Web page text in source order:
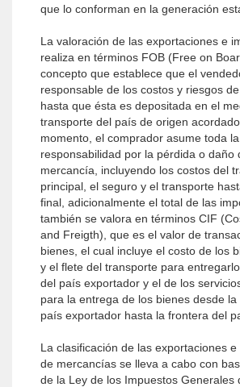
que lo conforman en la generación
La valoración de las exportaciones e
realiza en términos FOB (Free on
concepto que establece que el
responsable de los costos y riesgos
hasta que ésta es depositada en el
transporte del país de origen
momento, el comprador asume toda la
responsabilidad por la pérdida o daño
mercancía, incluyendo los costos del
principal, el seguro y el transporte
final, adicionalmente el total de las
también se valora en términos CIF
and Freigth), que es el valor de
bienes, el cual incluye el costo de los
y el flete del transporte para
del país exportador y el de los
para la entrega de los bienes desde
país exportador hasta la frontera del
La clasificación de las exportaciones
de mercancías se lleva a cabo con
de la Ley de los Impuestos Generales